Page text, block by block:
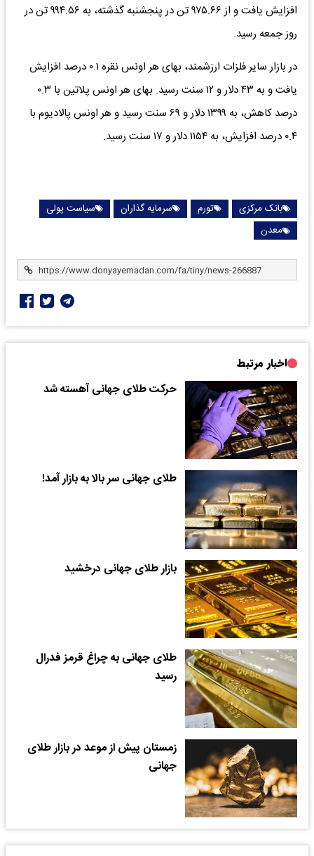
افزایش یافت و از ۹۷۵.۶۶ تن در پنجشنبه گذشته، به ۹۹۴.۵۶ تن در
روز جمعه رسید.
در بازار سایر فلزات ارزشمند، بهای هر اونس نقره ۰.۱ درصد افزایش
یافت و به ۴۳ دلار و ۱۲ سنت رسید. بهای هر اونس پلاتین با ۰.۳
درصد کاهش، به ۱۳۹۹ دلار و ۶۹ سنت رسید و هر اونس پالادیوم با
۰.۴ درصد افزایش، به ۱۱۵۴ دلار و ۱۷ سنت رسید.
بانک مرکزی تورم سرمایه گذاران
سیاست پولی
معدن
اخبار مرتبط
حرکت طلای جهانی آهسته شد
طلای جهانی سر بالا به بازار آمد!
بازار طلای جهانی درخشید
طلای جهانی به چراغ قرمز فدرال
رسید
زمستان پیش از موعد در بازار طلای
جهانی